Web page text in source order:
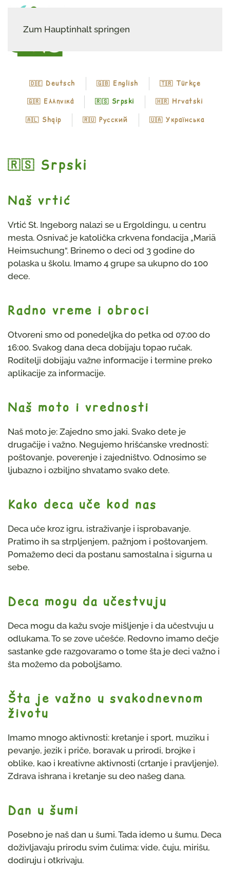
Zum Hauptinhalt springen
🇩🇪 Deutsch 🇬🇧 English 🇹🇷 Türkçe
🇬🇷 Ελληνικά 🇷🇸 Srpski 🇭🇷 Hrvatski
🇦🇱 Shqip 🇷🇺 Русский 🇺🇦 Українська
🇷🇸 Srpski
Naš vrtić
Vrtić St. Ingeborg nalazi se u Ergoldingu, u centru
mesta. Osnivač je katolička crkvena fondacija „Mariä
Heimsuchung“. Brinemo o deci od 3 godine do
polaska u školu. Imamo 4 grupe sa ukupno do 100
dece.
Radno vreme i obroci
Otvoreni smo od ponedeljka do petka od 07:00 do
16:00. Svakog dana deca dobijaju topao ručak.
Roditelji dobijaju važne informacije i termine preko
aplikacije za informacije.
Naš moto i vrednosti
Naš moto je: Zajedno smo jaki. Svako dete je
drugačije i važno. Negujemo hrišćanske vrednosti:
poštovanje, poverenje i zajedništvo. Odnosimo se
ljubazno i ozbiljno shvatamo svako dete.
Kako deca uče kod nas
Deca uče kroz igru, istraživanje i isprobavanje.
Pratimo ih sa strpljenjem, pažnjom i poštovanjem.
Pomažemo deci da postanu samostalna i sigurna u
sebe.
Deca mogu da učestvuju
Deca mogu da kažu svoje mišljenje i da učestvuju u
odlukama. To se zove učešće. Redovno imamo dečje
sastanke gde razgovaramo o tome šta je deci važno i
šta možemo da poboljšamo.
Šta je važno u svakodnevnom
životu
Imamo mnogo aktivnosti: kretanje i sport, muziku i
pevanje, jezik i priče, boravak u prirodi, brojke i
oblike, kao i kreativne aktivnosti (crtanje i pravljenje).
Zdrava ishrana i kretanje su deo našeg dana.
Dan u šumi
Posebno je naš dan u šumi. Tada idemo u šumu. Deca
doživljavaju prirodu svim čulima: vide, čuju, mirišu,
dodiruju i otkrivaju.